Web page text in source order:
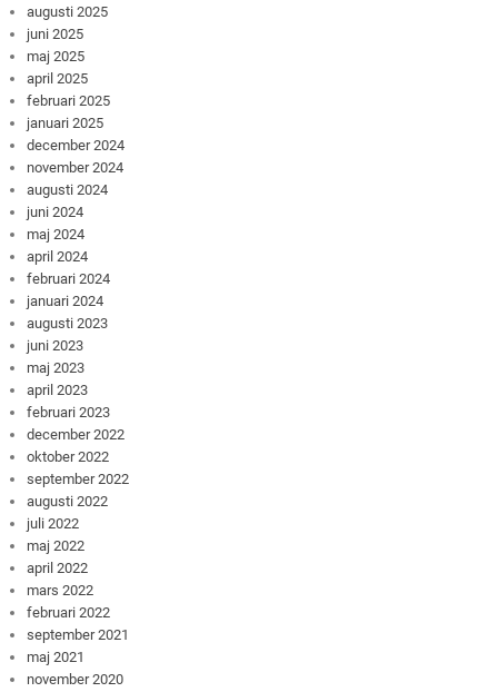
augusti 2025
juni 2025
maj 2025
april 2025
februari 2025
januari 2025
december 2024
november 2024
augusti 2024
juni 2024
maj 2024
april 2024
februari 2024
januari 2024
augusti 2023
juni 2023
maj 2023
april 2023
februari 2023
december 2022
oktober 2022
september 2022
augusti 2022
juli 2022
maj 2022
april 2022
mars 2022
februari 2022
september 2021
maj 2021
november 2020